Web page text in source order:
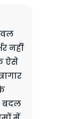
नहीं
ऐसे
बदल